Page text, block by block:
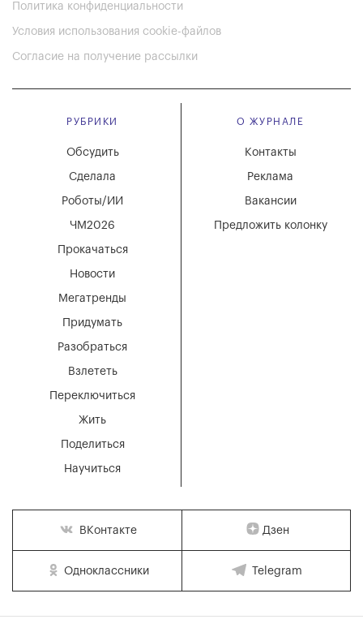
Политика конфиденциальности
Условия использования cookie-файлов
Согласие на получение рассылки
РУБРИКИ
Мегатренды
Придумать
Разобраться
Взлететь
Новости
Переключиться
Жить
Поделиться
Научиться
Обсудить
Сделала
Роботы/ИИ
ЧМ2026
Прокачаться
О ЖУРНАЛЕ
Вакансии
Реклама
Контакты
Предложить колонку
ВКонтакте Дзен
Одноклассники Telegram